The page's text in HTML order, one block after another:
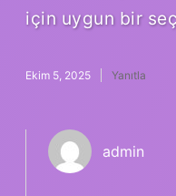
için uygun bir
Ekim 5, 2025 Yanıtla
admin